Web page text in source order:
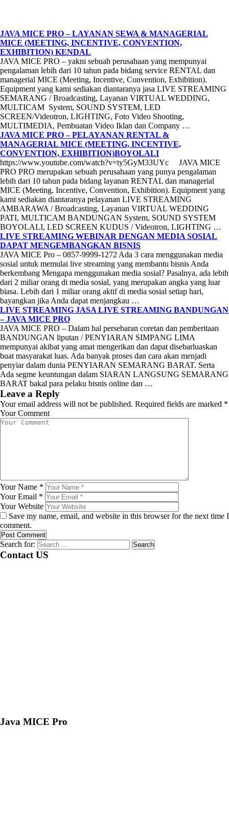
JAVA MICE PRO – LAYANAN SEWA & MANAGERIAL
MICE (MEETING, INCENTIVE, CONVENTION,
EXHIBITION) KENDAL
JAVA MICE PRO – yakni sebuah perusahaan yang mempunyai
pengalaman lebih dari 10 tahun pada bidang service RENTAL dan
managerial MICE (Meeting, Incentive, Convention, Exhibition).
Equipment yang kami sediakan diantaranya jasa LIVE STREAMING
SEMARANG / Broadcasting, Layanan VIRTUAL WEDDING,
MULTICAM System, SOUND SYSTEM, LED
SCREEN/Videotron, LIGHTING, Foto Video Shooting,
MULTIMEDIA, Pembuatan Video Iklan dan Company …
JAVA MICE PRO – PELAYANAN RENTAL &
MANAGERIAL MICE (MEETING, INCENTIVE,
CONVENTION, EXHIBITION)BOYOLALI
https://www.youtube.com/watch?v=ty5GyM33UYc JAVA MICE
PRO PRO merupakan sebuah perusahaan yang punya pengalaman
lebih dari 10 tahun pada bidang layanan RENTAL dan managerial
MICE (Meeting, Incentive, Convention, Exhibition). Equipment yang
kami sediakan diantaranya pelayanan LIVE STREAMING
AMBARAWA / Broadcasting, Layanan VIRTUAL WEDDING
PATI, MULTICAM BANDUNGAN System, SOUND SYSTEM
BOYOLALI, LED SCREEN KUDUS / Videotron, LIGHTING …
LIVE STREAMING WEBINAR DENGAN MEDIA SOSIAL
DAPAT MENGEMBANGKAN BISNIS
JAVA MICE Pro – 0857-9999-1272 Ada 3 cara menggunakan media
sosial untuk memulai live streaming yang membantu bisnis Anda
berkembang Mengapa menggunakan media sosial? Pasalnya, ada lebih
dari 2 miliar orang di media sosial, yang merupakan angka yang luar
biasa. Lebih dari 1 miliar orang aktif di media sosial setiap hari,
bayangkan jika Anda dapat menjangkau …
LIVE STREAMING JASA LIVE STREAMING BANDUNGAN
– JAVA MICE PRO
JAVA MICE PRO – Dalam hal persebaran coretan dan pemberitaan
BANDUNGAN liputan / PENYIARAN SIMPANG LIMA
mempunyai akibat yang amat mengerikan dan dapat disebarluaskan
buat masyarakat luas. Ada banyak proses dan cara akan menjadi
penyiar dalam dunia PENYIARAN SEMARANG BARAT. Serta
Ada segme keuntungan dalam SIARAN LANGSUNG SEMARANG
BARAT bakal para pelaku bisnis online dan …
Leave a Reply
Your email address will not be published. Required fields are marked *
Your Comment
Your Name *
Your Email *
Your Website
Save my name, email, and website in this browser for the next time I
comment.
Search for:
Contact US
Java MICE Pro